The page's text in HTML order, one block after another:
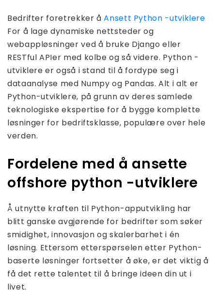
Bedrifter foretrekker åAnsett Python -utviklere
For å lage dynamiske nettsteder og
webappløsninger ved å bruke Django eller
RESTful APIer med kolbe og så videre. Python -
utviklere er også i stand til å fordype seg i
dataanalyse med Numpy og Pandas. Alt i alt er
Python-utviklere, på grunn av deres samlede
teknologiske ekspertise for å bygge komplette
løsninger for bedriftsklasse, populære over hele
verden.
Fordelene med å ansette
offshore python -utviklere
Å utnytte kraften til Python-apputvikling har
blitt ganske avgjørende for bedrifter som søker
smidighet, innovasjon og skalerbarhet i én
løsning. Ettersom etterspørselen etter Python-
baserte løsninger fortsetter å øke, er det viktig å
få det rette talentet til å bringe ideen din ut i
livet.